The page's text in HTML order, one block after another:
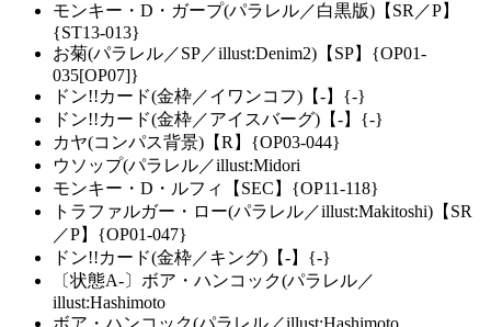
モンキー・D・ガープ(パラレル／白黒版)【SR／P】
{ST13-013}
お菊(パラレル／SP／illust:Denim2)【SP】{OP01-
035[OP07]}
ドン!!カード(金枠／イワンコフ)【-】{-}
ドン!!カード(金枠／アイスバーグ)【-】{-}
カヤ(コンパス背景)【R】{OP03-044}
ウソップ(パラレル／illust:Midori
モンキー・D・ルフィ【SEC】{OP11-118}
トラファルガー・ロー(パラレル／illust:Makitoshi)【SR
／P】{OP01-047}
ドン!!カード(金枠／キング)【-】{-}
〔状態A-〕ボア・ハンコック(パラレル／
illust:Hashimoto